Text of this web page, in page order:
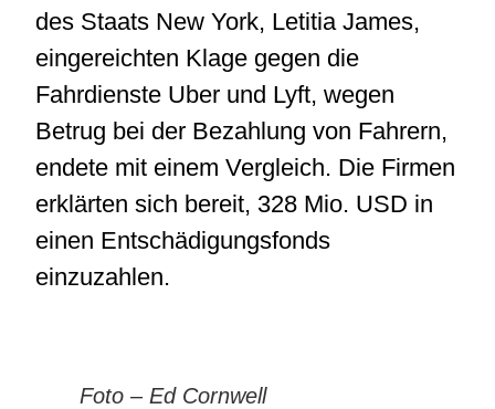
des Staats New York, Letitia James,
eingereichten Klage gegen die
Fahrdienste Uber und Lyft, wegen
Betrug bei der Bezahlung von Fahrern,
endete mit einem Vergleich. Die Firmen
erklärten sich bereit, 328 Mio. USD in
einen Entschädigungsfonds
einzuzahlen.
Foto – Ed Cornwell